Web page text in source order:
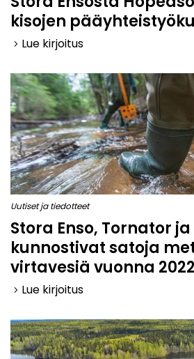
kisojen
keyboard_arrow_right Lue kirjoitus
Uutiset ja tiedotteet
Stora Enso, Tornator ja
kunnostivat satoja
virtavesiä vuonna 2022
keyboard_arrow_right Lue kirjoitus